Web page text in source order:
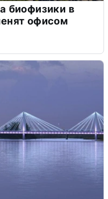
биофизики в
офисом